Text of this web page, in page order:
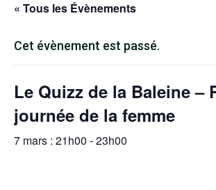
« Tous les Évènements
Cet évènement est passé.
Le Quizz de la Baleine –
journée de la femme
7 mars : 21h00 -23h00